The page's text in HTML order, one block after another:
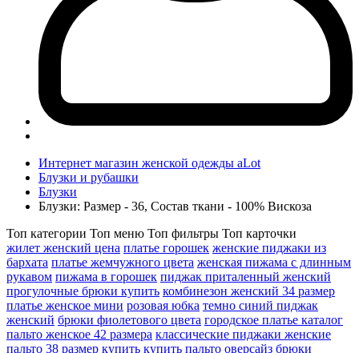
Интернет магазин женской одежды aLot
Блузки и рубашки
Блузки
Блузки: Размер - 36, Состав ткани - 100% Вискоза
Топ категории Топ меню Топ фильтры Топ карточки
жилет женский цена платье горошек женские пиджаки из
бархата платье жемчужного цвета женская пижама с длинным
рукавом пижама в горошек пиджак приталенный женский
прогулочные брюки купить комбинезон женский 34 размер
платье женское мини розовая юбка темно синий пиджак
женский брюки фиолетового цвета городское платье каталог
пальто женское 42 размера классические пиджаки женские
пальто 38 размер купить купить пальто оверсайз брюки